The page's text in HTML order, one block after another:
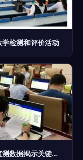
检测和评价活动
高中生学业成绩与哪些因素有关？山东监测数据揭示关键关联